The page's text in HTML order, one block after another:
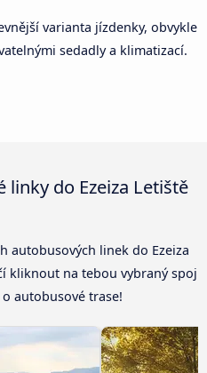
varianta jízdenky, obvykle
sedadly a klimatizací.
do Ezeiza Letiště
autobusových linek do Ezeiza
kliknout na tebou vybraný spoj
autobusové trase!